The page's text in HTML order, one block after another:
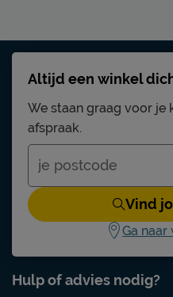
Hulp of advies nodig?
Altijd een winkel
We staan graag voor je
afspraak.
Vind
Ga